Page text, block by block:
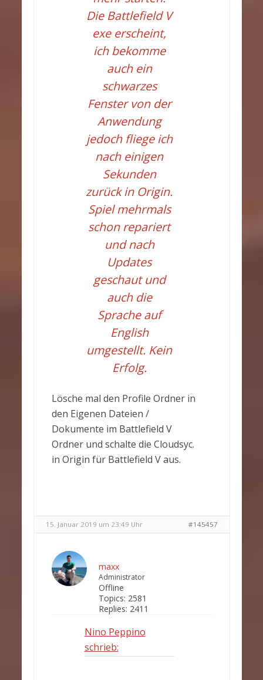
Die Battlefield V
exe erscheint,
ich bekomme
auch ein
schwarzes
Fenster von der
Anwendung
jedoch fliege ich
nach einigen
Sekunden
zurück in Origin.
Spiel mehrmals
schon repariert
und nach
Updates
geschaut und
auch die
Sprache auf
English
umgestellt. Kein
Erfolg.
Lösche mal den Profile Ordner in
den Eigenen Dateien /
Dokumente im Battlefield V
Ordner und schalte die Cloudsyc.
in Origin für Battlefield V aus.
15. Januar 2019 um 23:49 Uhr #145457
maxx
Administrator
Offline
Topics: 2581
Replies: 2411
Nino Peppino
schrieb: